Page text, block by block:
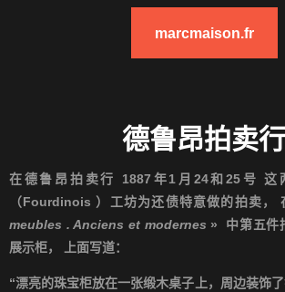
marcmaison.fr
德鲁昂拍卖行
在德鲁昂拍卖行 1887 年1 月 24和25 号 这
（Fourdinois ） 工坊为还债特意做的拍卖，
meubles . Anciens et modernes » 中第五件
展示柜，
上面写道：
“漂亮的珠宝柜放在一张缎木桌子上，周边装饰